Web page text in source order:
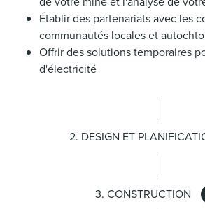
Établir des partenariats avec les
communautés locales et
Offrir des solutions temporaires
d'électricité
2. DESIGN ET
3. CONSTRUCTION